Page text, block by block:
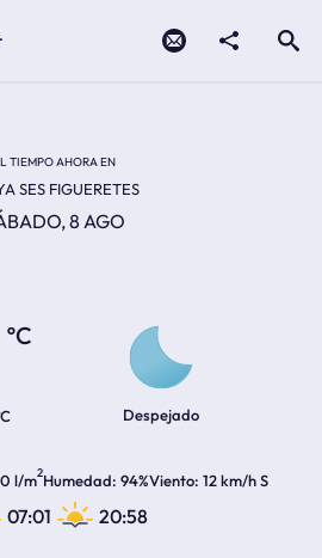
TIEMPO AHORA EN
SES FIGUERETES
8 AGO
Despejado
0 l/m2Humedad 94%Viento 12 km/h S
07:01 20:58